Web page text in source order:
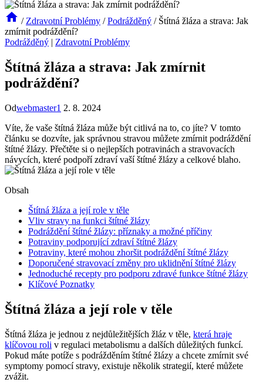
/ Zdravotní Problémy / Podrážděný / Štítná žláza a strava: Jak
zmírnit podráždění?
Podrážděný | Zdravotní Problémy
Štítná žláza a strava: Jak zmírnit
podráždění?
Odwebmaster1 2. 8. 2024
Víte, že vaše štítná žláza může být citlivá na to, co jíte? V tomto
článku se dozvíte, jak správnou stravou můžete zmírnit podráždění
štítné žlázy. Přečtěte si o nejlepších potravinách a stravovacích
návycích, které podpoří zdraví vaší štítné žlázy a celkové blaho.
Obsah
Štítná žláza a její role v těle
Vliv stravy na funkci štítné žlázy
Podráždění štítné žlázy: příznaky a možné příčiny
Potraviny podporující zdraví štítné žlázy
Potraviny, které mohou zhoršit podráždění štítné žlázy
Doporučené stravovací změny pro uklidnění štítné žlázy
Jednoduché recepty pro podporu zdravé funkce štítné žlázy
Klíčové Poznatky
Štítná žláza a její role v těle
Štítná žláza je jednou z nejdůležitějších žláz v těle, která hraje
klíčovou roli v regulaci metabolismu a dalších důležitých funkcí.
Pokud máte potíže s podrážděním štítné žlázy a chcete zmírnit své
symptomy pomocí stravy, existuje několik strategií, které můžete
zvážit.